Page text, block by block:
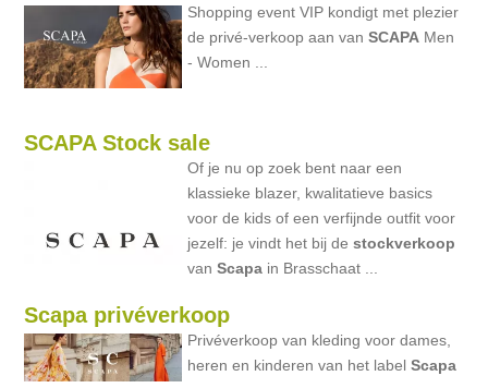
Shopping event VIP kondigt met plezier
de privé-verkoop aan vanSCAPA Men
- Women ...
SCAPA Stock sale
Of je nu op zoek bent naar een
klassieke blazer, kwalitatieve basics
voor de kids of een verfijnde outfit voor
jezelf: je vindt het bij destockverkoop
vanScapa in Brasschaat ...
Scapa privéverkoop
Privéverkoop van kleding voor dames,
heren en kinderen van het labelScapa